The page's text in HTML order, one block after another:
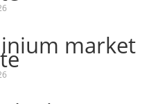
market